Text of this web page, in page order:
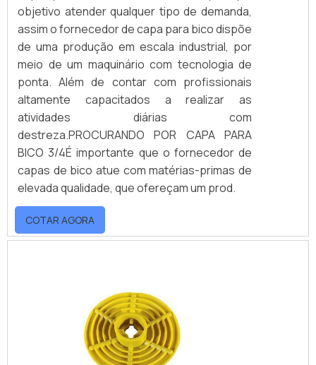
objetivo atender qualquer tipo de demanda,
assim o fornecedor de capa para bico dispõe
de uma produção em escala industrial, por
meio de um maquinário com tecnologia de
ponta. Além de contar com profissionais
altamente capacitados a realizar as
atividades diárias com
destreza.PROCURANDO POR CAPA PARA
BICO 3/4É importante que o fornecedor de
capas de bico atue com matérias-primas de
elevada qualidade, que ofereçam um prod.
COTAR AGORA